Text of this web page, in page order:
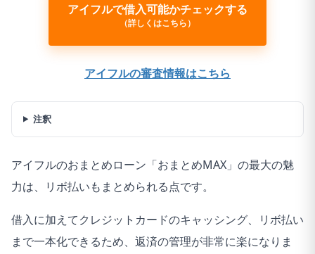
アイフルで借入可能かチェックする
（詳しくはこちら）
アイフルの審査情報はこちら
注釈
アイフルのおまとめローン「おまとめMAX」の最大の魅
力は、リボ払いもまとめられる点です。
借入に加えてクレジットカードのキャッシング、リボ払い
まで一本化できるため、返済の管理が非常に楽になりま